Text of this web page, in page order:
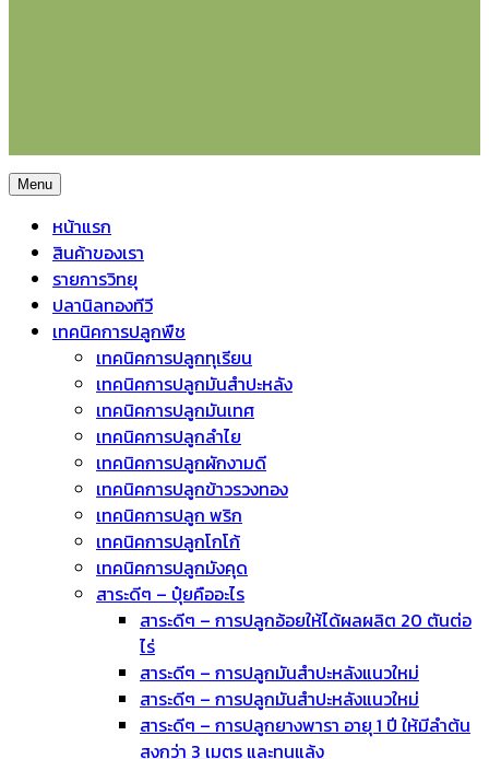
Menu
หน้าแรก
สินค้าของเรา
รายการวิทยุ
ปลานิลทองทีวี
เทคนิคการปลูกพืช
เทคนิคการปลูกทุเรียน
เทคนิคการปลูกมันสำปะหลัง
เทคนิคการปลูกมันเทศ
เทคนิคการปลูกลำไย
เทคนิคการปลูกผักงามดี
เทคนิคการปลูกข้าวรวงทอง
เทคนิคการปลูก พริก
เทคนิคการปลูกโกโก้
เทคนิคการปลูกมังคุด
สาระดีๆ – ปุ๋ยคืออะไร
สาระดีๆ – การปลูกอ้อยให้ได้ผลผลิต 20 ตันต่อ
ไร่
สาระดีๆ – การปลูกมันสำปะหลังแนวใหม่
สาระดีๆ – การปลูกมันสำปะหลังแนวใหม่
สาระดีๆ – การปลูกยางพารา อายุ 1 ปี ให้มีลำต้น
สูงกว่า 3 เมตร และทนแล้ง